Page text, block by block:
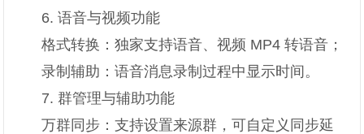
6. 语音与视频功能
格式转换：独家支持语音、视频 MP4 转语音；
录制辅助：语音消息录制过程中显示时间。
7. 群管理与辅助功能
万群同步：支持设置来源群，可自定义同步延